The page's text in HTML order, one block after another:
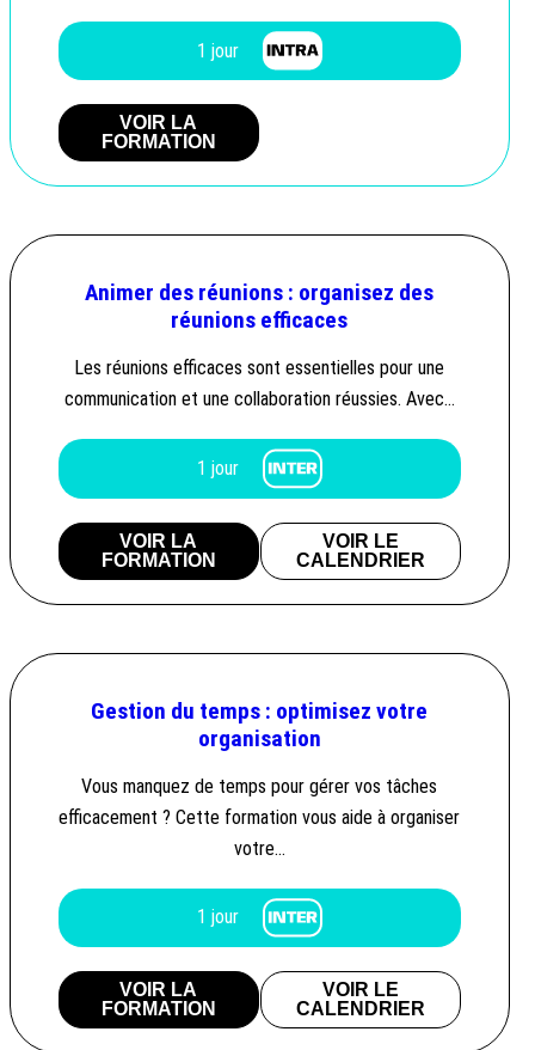
1 jour
VOIR LA
FORMATION
Animer des réunions : organisez des
réunions efficaces
Les réunions efficaces sont essentielles pour une
communication et une collaboration réussies. Avec…
1 jour
VOIR LA
FORMATION
VOIR LE
CALENDRIER
Gestion du temps : optimisez votre
organisation
Vous manquez de temps pour gérer vos tâches
efficacement ? Cette formation vous aide à organiser
votre…
1 jour
VOIR LA
FORMATION
VOIR LE
CALENDRIER